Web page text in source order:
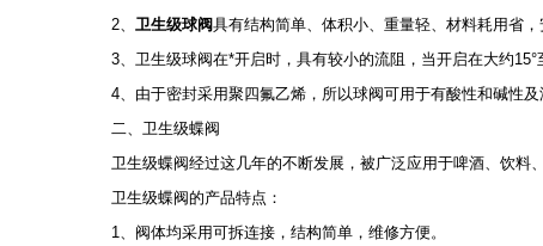
2、卫生级球阀具有结构简单、体积小、重量轻、材料耗用省
3、卫生级球阀在*开启时，具有较小的流阻，当开启在大约15°
4、由于密封采用聚四氟乙烯，所以球阀可用于有酸性和碱性及
二、卫生级蝶阀
卫生级蝶阀经过这几年的不断发展，被广泛应用于啤酒、饮料、
卫生级蝶阀的产品特点：
1、阀体均采用可拆连接，结构简单，维修方便。